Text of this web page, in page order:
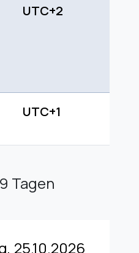
UTC+2
UTC+1
Tagen
25.10.2026